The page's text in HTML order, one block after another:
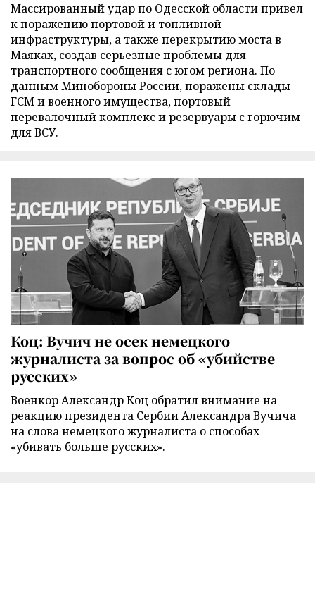
Массированный удар по Одесской области привел
к поражению портовой и топливной
инфраструктуры, а также перекрытию моста в
Маяках, создав серьезные проблемы для
транспортного сообщения с югом региона. По
данным Минобороны России, поражены склады
ГСМ и военного имущества, портовый
перевалочный комплекс и резервуары с горючим
для ВСУ.
Коц: Вучич не осек немецкого
журналиста за вопрос об «убийстве
русских»
Военкор Александр Коц обратил внимание на
реакцию президента Сербии Александра Вучича
на слова немецкого журналиста о способах
«убивать больше русских».